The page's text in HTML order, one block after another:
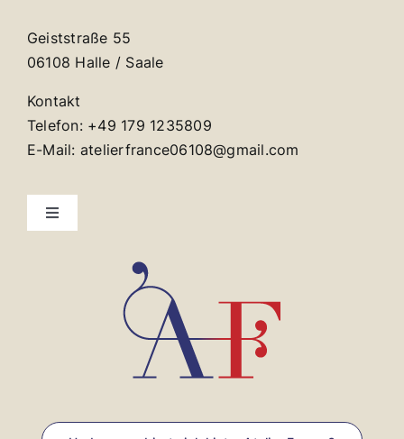
Geiststraße 55
06108 Halle / Saale
Kontakt
Telefon: +49 179 1235809
E-Mail: atelierfrance06108@gmail.com
Toggle